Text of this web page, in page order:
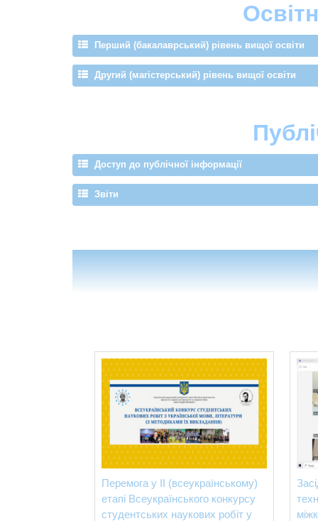
Перший (бакалаврський) рівень вищої освіти
Другий (магістерський) рівень вищої освіти
Доступ до публічної інформації
Звіти
Перемога у ІІ (всеукраїнському)
етапі Всеукраїнського конкурсу
студентських наукових робіт у